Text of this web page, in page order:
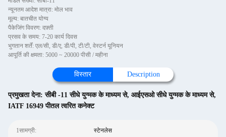
न्यूनतम आदेश मात्रा: मोल भाव
मूल्य: बातचीत योग्य
पैकेजिंग विवरण: दफ़्ती
प्रसव के समय: 7-20 कार्य दिवस
भुगतान शर्तें: एल/सी, डी/ए, डी/पी, टी/टी, वेस्टर्न यूनियन
आपूर्ति की क्षमता: 5000 ~ 20000 पीसी / महीना
विस्तार Description
प्रमुखता देना:सीबी -11 सीधे युग्मक के माध्यम से, आईएसओ सीधे युग्मक के माध्यम से,
IATF 16949 पीतल त्वरित कनेक्ट
1सामग्री: स्टेनलेस